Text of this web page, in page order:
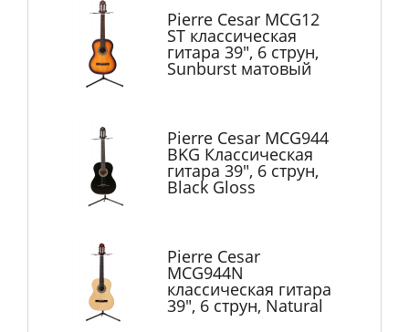
Pierre Cesar MCG12
ST классическая
гитара 39", 6 струн,
Sunburst матовый
Pierre Cesar MCG944
BKG Классическая
гитара 39", 6 струн,
Black Gloss
Pierre Cesar
MCG944N
классическая гитара
39", 6 струн, Natural